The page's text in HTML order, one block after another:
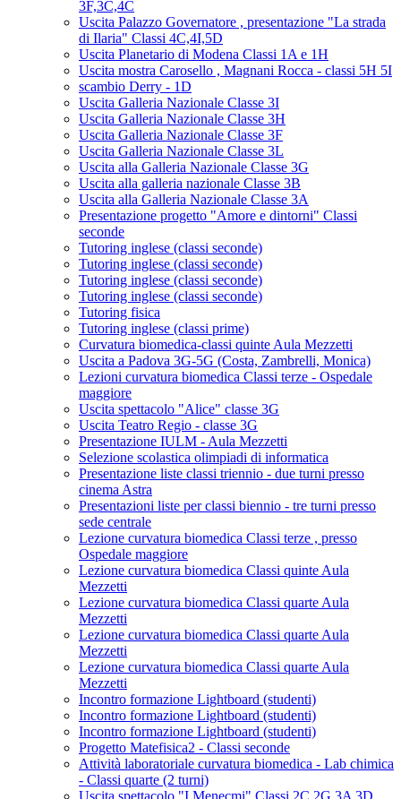
3F,3C,4C
Uscita Palazzo Governatore , presentazione "La strada
di Ilaria" Classi 4C,4I,5D
Uscita Planetario di Modena Classi 1A e 1H
Uscita mostra Carosello , Magnani Rocca - classi 5H 5I
scambio Derry - 1D
Uscita Galleria Nazionale Classe 3I
Uscita Galleria Nazionale Classe 3H
Uscita Galleria Nazionale Classe 3F
Uscita Galleria Nazionale Classe 3L
Uscita alla Galleria Nazionale Classe 3G
Uscita alla galleria nazionale Classe 3B
Uscita alla Galleria Nazionale Classe 3A
Presentazione progetto "Amore e dintorni" Classi
seconde
Tutoring inglese (classi seconde)
Tutoring inglese (classi seconde)
Tutoring inglese (classi seconde)
Tutoring inglese (classi seconde)
Tutoring fisica
Tutoring inglese (classi prime)
Curvatura biomedica-classi quinte Aula Mezzetti
Uscita a Padova 3G-5G (Costa, Zambrelli, Monica)
Lezioni curvatura biomedica Classi terze - Ospedale
maggiore
Uscita spettacolo "Alice" classe 3G
Uscita Teatro Regio - classe 3G
Presentazione IULM - Aula Mezzetti
Selezione scolastica olimpiadi di informatica
Presentazione liste classi triennio - due turni presso
cinema Astra
Presentazioni liste per classi biennio - tre turni presso
sede centrale
Lezione curvatura biomedica Classi terze , presso
Ospedale maggiore
Lezione curvatura biomedica Classi quinte Aula
Mezzetti
Lezione curvatura biomedica Classi quarte Aula
Mezzetti
Lezione curvatura biomedica Classi quarte Aula
Mezzetti
Lezione curvatura biomedica Classi quarte Aula
Mezzetti
Incontro formazione Lightboard (studenti)
Incontro formazione Lightboard (studenti)
Incontro formazione Lightboard (studenti)
Progetto Matefisica2 - Classi seconde
Attività laboratoriale curvatura biomedica - Lab chimica
- Classi quarte (2 turni)